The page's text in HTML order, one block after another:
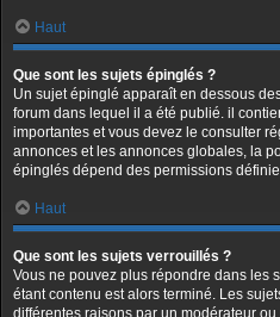
Haut
Que sont les sujets épinglés ?
Un sujet épinglé apparaît en dessous
forum dans lequel il a été publié. il
importantes et vous devez le consulter
annonces et les annonces globales, la
épinglés dépend des permissions
Haut
Que sont les sujets verrouillés ?
Vous ne pouvez plus répondre dans les
étant contenu est alors terminé. Les
différentes raisons par un modérateur